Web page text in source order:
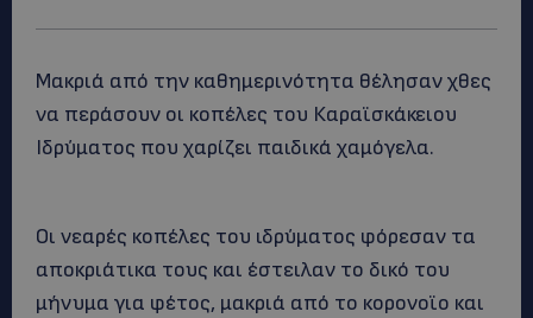
Μακριά από την καθημερινότητα θέλησαν χθες
να περάσουν οι κοπέλες του Καραϊσκάκειου
Ιδρύματος που χαρίζει παιδικά χαμόγελα.
Οι νεαρές κοπέλες του ιδρύματος φόρεσαν τα
αποκριάτικα τους και έστειλαν το δικό του
μήνυμα για φέτος, μακριά από το κορονοϊο και